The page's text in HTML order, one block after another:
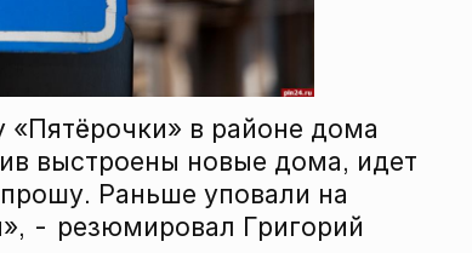
«Пятёрочки» в районе дома
выстроены новые дома, идет
Раньше уповали на
- резюмировал Григорий